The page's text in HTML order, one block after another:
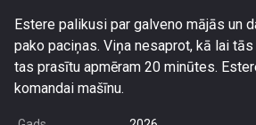
Estere palikusi par galveno mājās un
pako paciņas. Viņa nesaprot, kā lai
tas prasītu apmēram 20 minūtes.
komandai mašīnu.